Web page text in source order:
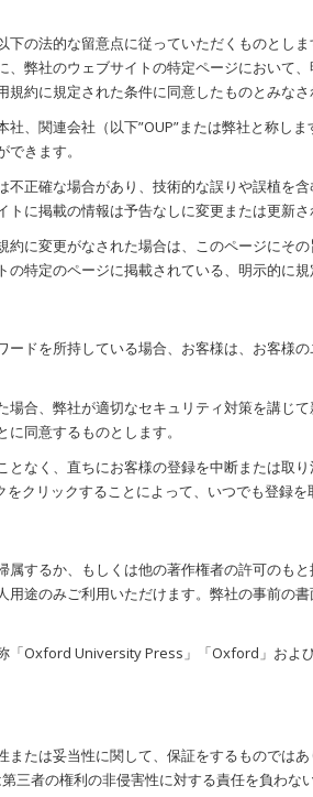
の法的な留意点に従っていただくものとし
弊社のウェブサイトの特定ページにおいて
約に規定された条件に同意したものとみなさ
、関連会社（以下”OUP”または弊社と称し
きます。
正確な場合があり、技術的な誤りや誤植を
に掲載の情報は予告なしに変更または更新さ
に変更がなされた場合は、このページにそ
特定のページに掲載されている、明示的に
ドを所持している場合、お客様は、お客様
合、弊社が適切なセキュリティ対策を講じ
同意するものとします。
なく、直ちにお客様の登録を中断または取り
クリックすることによって、いつでも登録を
するか、もしくは他の著作権者の許可のも
途のみご利用いただけます。弊社の事前の
「Oxford University Press」「Oxford」およ
たは妥当性に関して、保証をするものでは
者の権利の非侵害性に対する責任を負わな